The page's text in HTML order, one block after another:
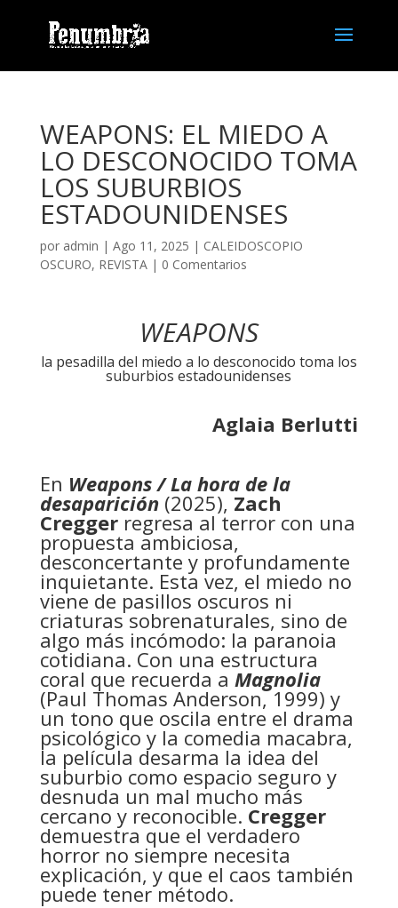
WEAPONS: EL MIEDO A
LO DESCONOCIDO TOMA
LOS SUBURBIOS
ESTADOUNIDENSES
por admin | Ago 11, 2025 | CALEIDOSCOPIO
OSCURO, REVISTA| 0 Comentarios
WEAPONS
la pesadilla del miedo a lo desconocido toma los
suburbios estadounidenses
Aglaia Berlutti
En Weapons / La hora de la
desaparición(2025), Zach
Creggerregresa al terror con una
propuesta ambiciosa,
desconcertante y profundamente
inquietante. Esta vez, el miedo no
viene de pasillos oscuros ni
criaturas sobrenaturales, sino de
algo más incómodo: la paranoia
cotidiana. Con una estructura
coral que recuerda a Magnolia
(Paul Thomas Anderson, 1999) y
un tono que oscila entre el drama
psicológico y la comedia macabra,
la película desarma la idea del
suburbio como espacio seguro y
desnuda un mal mucho más
cercano y reconocible. Cregger
demuestra que el verdadero
horror no siempre necesita
explicación, y que el caos también
puede tener método.